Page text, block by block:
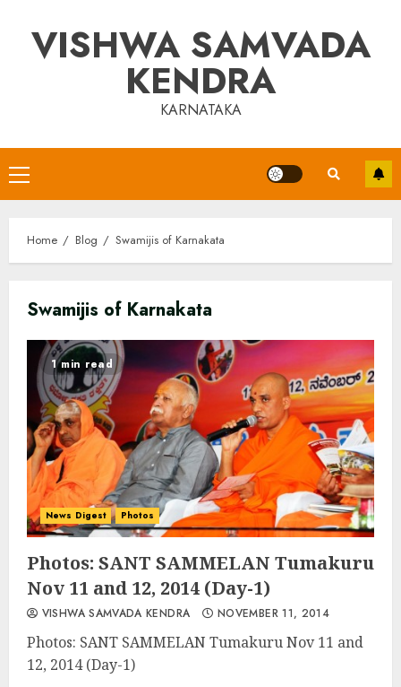
contentVISHWA SAMVADA
KENDRA
KARNATAKA
Primary
Menu
Home Blog Swamijis of Karnakata
Swamijis of Karnakata
1 min read
News Digest Photos
Photos: SANT SAMMELAN Tumakuru
Nov 11 and 12, 2014 (Day-1)
VISHWA SAMVADA KENDRA NOVEMBER 11, 2014
Photos: SANT SAMMELAN Tumakuru Nov 11 and
12, 2014 (Day-1)